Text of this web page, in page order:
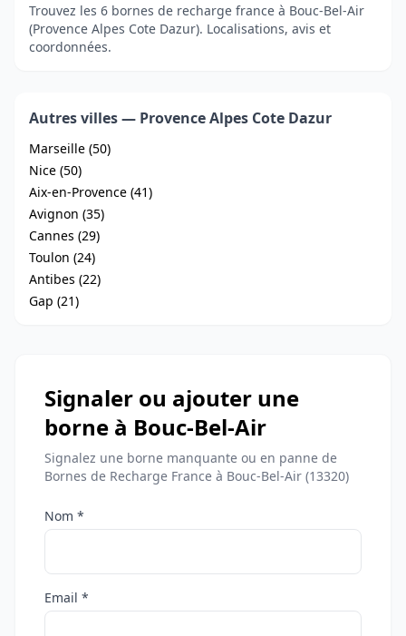
Trouvez les 6 bornes de recharge france à Bouc-Bel-Air
(Provence Alpes Cote Dazur). Localisations, avis et
coordonnées.
Autres villes — Provence Alpes Cote Dazur
Marseille (50)
Nice (50)
Aix-en-Provence (41)
Avignon (35)
Cannes (29)
Toulon (24)
Antibes (22)
Gap (21)
Signaler ou ajouter une
borne à Bouc-Bel-Air
Signalez une borne manquante ou en panne de
Bornes de Recharge France à Bouc-Bel-Air (13320)
Nom *
Email *